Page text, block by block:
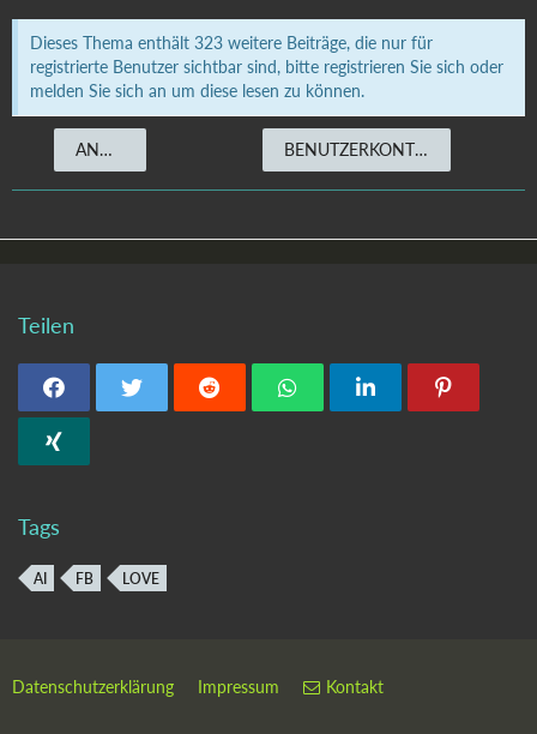
Dieses Thema enthält 323 weitere Beiträge, die nur für
registrierte Benutzer sichtbar sind, bitte registrieren Sie sich oder
melden Sie sich an um diese lesen zu können.
ANMELDEN BENUTZERKONTO ERSTELLEN
Teilen
Tags
AI FB LOVE
Datenschutzerklärung Impressum Kontakt